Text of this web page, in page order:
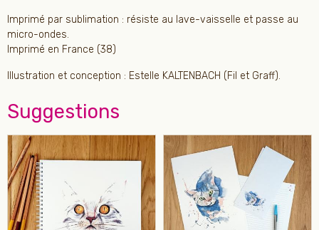
Imprimé par sublimation : résiste au lave-vaisselle et passe au
micro-ondes.
Imprimé en France (38)
Illustration et conception : Estelle KALTENBACH (Fil et Graff).
Suggestions